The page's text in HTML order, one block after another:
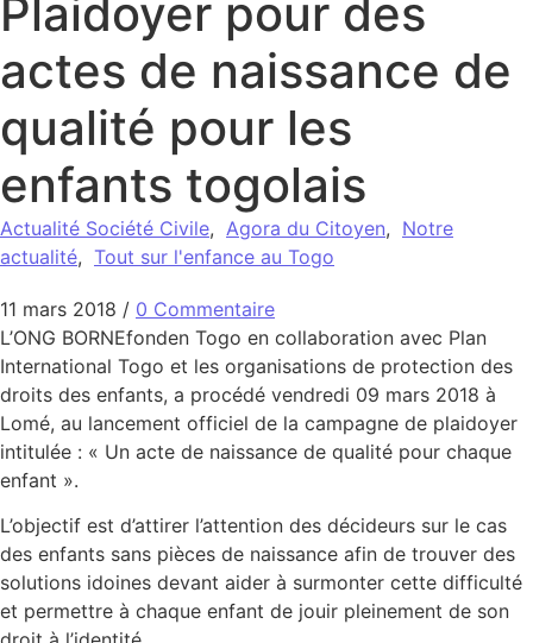
Plaidoyer pour des
actes de naissance de
qualité pour les
enfants togolais
Actualité Société Civile, Agora du Citoyen, Notre
actualité, Tout sur l'enfance au Togo
11 mars 2018 / 0 Commentaire
L’ONG BORNEfonden Togo en collaboration avec Plan
International Togo et les organisations de protection des
droits des enfants, a procédé vendredi 09 mars 2018 à
Lomé, au lancement officiel de la campagne de plaidoyer
intitulée : « Un acte de naissance de qualité pour chaque
enfant ».
L’objectif est d’attirer l’attention des décideurs sur le cas
des enfants sans pièces de naissance afin de trouver des
solutions idoines devant aider à surmonter cette difficulté
et permettre à chaque enfant de jouir pleinement de son